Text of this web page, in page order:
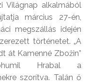
Világnap alkalmából
március 27-én,
megszállás idején
történetet. „A
át Kamenné Zbožin”
Hrabal a
szorítva. Talán ő